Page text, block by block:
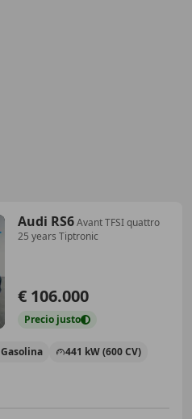
Audi RS6Avant TFSI quattro
25 years Tiptronic
€ 106.000
Precio justo
Gasolina 441 kW (600 CV)